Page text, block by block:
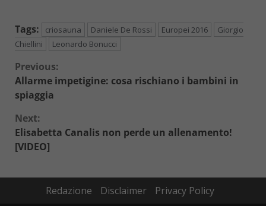
Tags: criosauna Daniele De Rossi Europei 2016
Giorgio
Chiellini
Leonardo Bonucci
Continue
Reading
Previous:
Allarme impetigine: cosa rischiano i bambini in
spiaggia
Next:
Elisabetta Canalis non perde un allenamento!
[VIDEO]
Redazione Disclaimer Privacy Policy